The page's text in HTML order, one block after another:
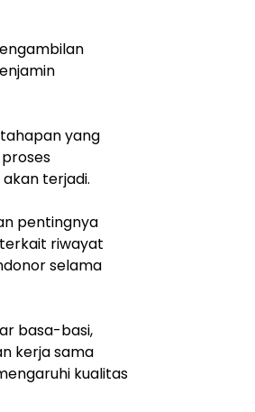
yang
terjadi.
pentingnya
riwayat
selama
basa-basi,
kerja sama
kualitas